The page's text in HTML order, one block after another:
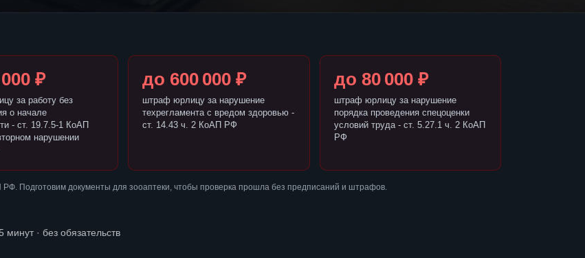
₽
за работу без
о начале
- ст. 19.7.5-1 КоАП
нарушении
до 600 000 ₽
штраф юрлицу за нарушение
техрегламента с вредом здоровью -
ст. 14.43 ч. 2 КоАП РФ
до 80 000 ₽
штраф юрлицу за нарушение
порядка проведения спецоценки
условий труда - ст. 5.27.1 ч. 2 КоАП
РФ
Подготовим документы для зооаптеки, чтобы проверка прошла без предписаний и штрафов.
минут · без обязательств